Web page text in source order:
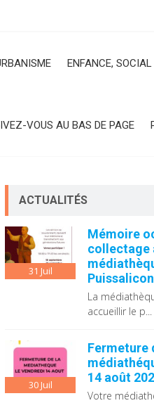
ENFANCE, SOCIAL
VOUS AU BAS DE PAGE
ACTUALITÉS
31 Juil
Mémoire
collectage
Puissalicon
La
accueillir le p...
30Juil
Fermeture
14 août
Votre